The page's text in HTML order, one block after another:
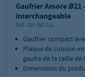
Gaufrier Amore Ø21
interchangeable
Réf.: GH-WE-01L
Gaufrier compact
Plaque de cuisson
gaufre de la taille de
Dimensions du